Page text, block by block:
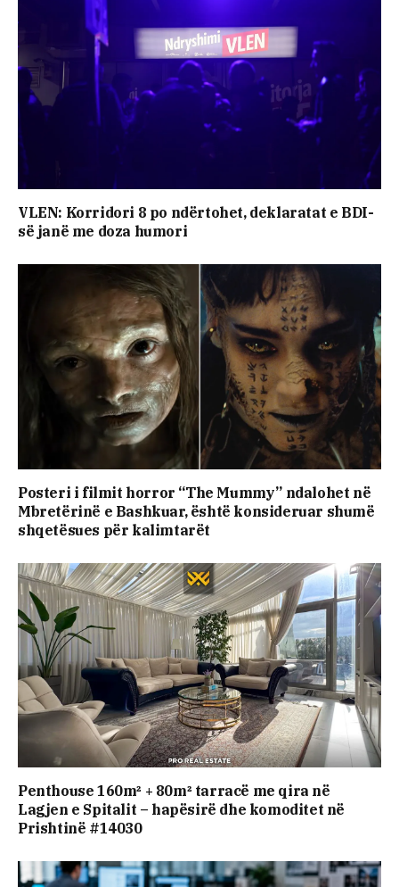
VLEN: Korridori 8 po ndërtohet, deklaratat e BDI-
së janë me doza ​humori
Posteri i filmit horror “The Mummy” ndalohet në
Mbretërinë e Bashkuar, është konsideruar shumë
shqetësues për kalimtarët
Penthouse 160m² + 80m² tarracë me qira në
Lagjen e Spitalit – hapësirë dhe komoditet në
Prishtinë #14030